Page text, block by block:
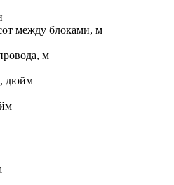
между блоками, м
м
дюйм